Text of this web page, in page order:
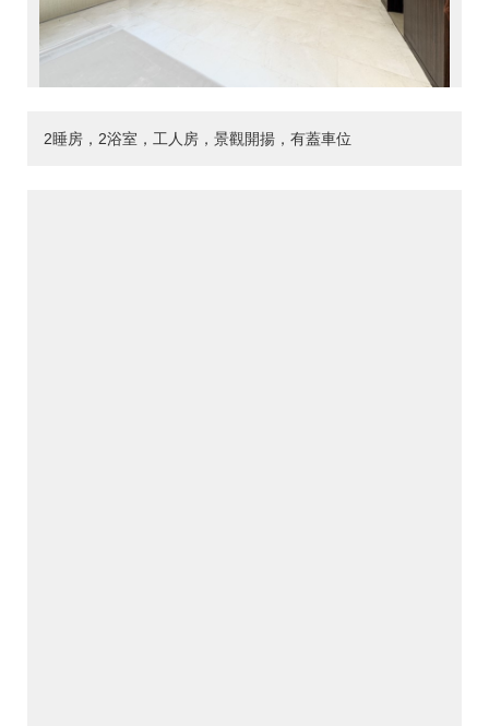
2睡房，2浴室，工人房，景觀開揚，有蓋車位